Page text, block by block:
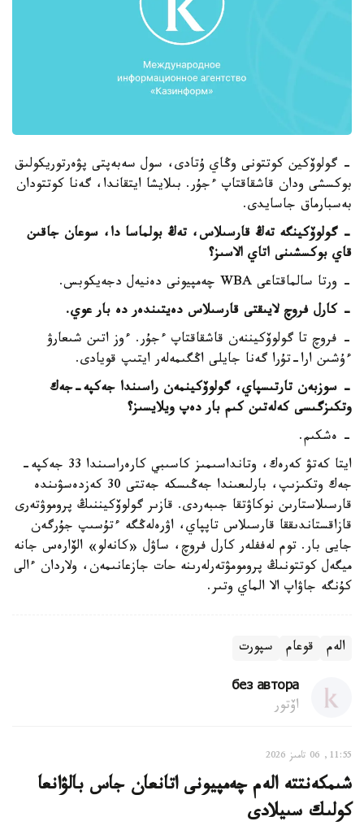
- گولوۆكين كوتتونى وڭاي ۇتادى، سول سەبەپتى پۋەرتوريكولىق
بوكسشى ودان قاشقاقتاپ ءجۇر. بىلايشا ايتقاندا، گەنا كوتتودان
بەسبارماق جاسايدى.
- گولوۆكينگە تەڭ قارسىلاس، تەڭ بولماسا دا، سوعان جاقىن
قاي بوكسشىنى اتاي الاسىز؟
- ورتا سالماقتاعى WBA چەمپيونى دەنيەل دجەيكوبس.
- كارل فروچ لايىقتى قارسىلاس دەيتىندەر دە بار عوي.
- فروچ تا گولوۆكيننەن قاشقاقتاپ ءجۇر. ءوز اتىن شىعارۋ
ءۇشىن ارا-تۇرا گەنا جايلى اڭگىمەلەر ايتىپ قويادى.
- سوزبەن تارتىسپاي، گولوۆكينمەن راسىندا جەكپە-جەك
وتكىزگىسى كەلەتىن كىم بار دەپ ويلايسىز؟
- ەشكىم.
ايتا كەتۋ كەرەك، وتانداسىمىز كاسىبي كارەراسىندا 33 جەكپە-
جەك وتكىزىپ، بارلىعىندا جەڭىسكە جەتتى 30 كەزدەسۋىندە
قارسىلاستارىن نوكاۋتقا جىبەردى. قازىر گولوۆكيننىڭ پروموۋتەرى
قازاقستاندىققا قارسىلاس تاپپاي، اۋرەلەڭگە ءتۇسىپ جۇرگەن
جايى بار. توم لەففلەر كارل فروچ، ساۋل «كانەلو» الۆارەس جانە
ميگەل كوتتونىڭ پرومومۋتەرلەرىنە حات جازعانىمەن، ولاردان ءالى
كۇنگە جاۋاپ الا الماي وتىر.
الەم قوعام سپورت
без автора
اۆتور
11:55, 06 تامىز 2026
شىمكەنتتە الەم چەمپيونى اتانعان جاس بالۋانعا
كولىك سىيلادى